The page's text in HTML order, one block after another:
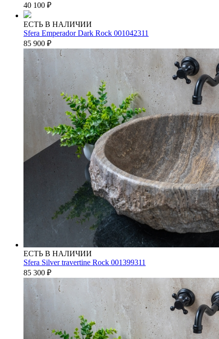
40 100 ₽
ЕСТЬ В НАЛИЧИИ
Sfera Emperador Dark Rock 001042311
85 900 ₽
ЕСТЬ В НАЛИЧИИ
Sfera Silver travertine Rock 001399311
85 300 ₽